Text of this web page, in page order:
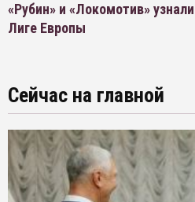
«Рубин» и «Локомотив»
Лиге Европы
Сейчас на главной